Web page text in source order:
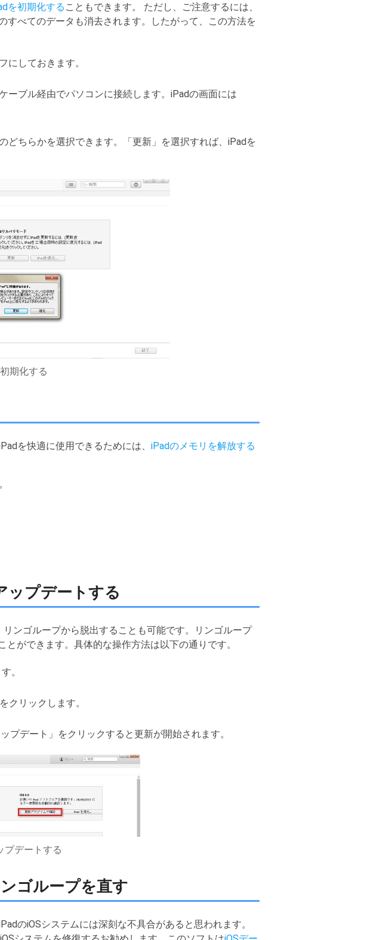
を初期化する こともできます。 ただし、ご注意するには、
すべてのデータも消去されます。したがって、この方法を
にしておきます。
ーブル経由でパソコンに接続します。iPadの画面には
どちらかを選択できます。「更新」を選択すれば、iPadを
期化する
を快適に使用できるためには、 iPadのメモリを解放する
ップデートする
ンゴループから脱出することも可能です。リンゴループ
ができます。具体的な操作方法は以下の通りです。
。
クリックします。
プデート」をクリックすると更新が開始されます。
プデートする
ゴループを直す
のiOSシステムには深刻な不具合があると思われます。